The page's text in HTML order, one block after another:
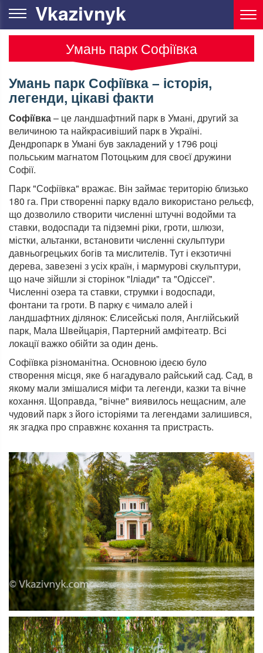
Vkazivnyk
Умань парк Софіївка
Умань парк Софіївка – історія,
легенди, цікаві факти
Софіївка– це ландшафтний парк в Умані, другий за
величиною та найкрасивіший парк в Україні.
Дендропарк в Умані був закладений у 1796 році
польським магнатом Потоцьким для своєї дружини
Софії.
Парк "Софіївка" вражає. Він займає територію близько
180 га. При створенні парку вдало використано рельєф,
що дозволило створити численні штучні водойми та
ставки, водоспади та підземні ріки, гроти, шлюзи,
містки, альтанки, встановити численні скульптури
давньогрецьких богів та мислителів. Тут і екзотичні
дерева, завезені з усіх країн, і мармурові скульптури,
що наче зійшли зі сторінок "Іліади" та "Одіссеї".
Численні озера та ставки, струмки і водоспади,
фонтани та гроти. В парку є чимало алей і
ландшафтних ділянок: Єлисейські поля, Англійський
парк, Мала Швейцарія, Партерний амфітеатр. Всі
локації важко обійти за один день.
Софіївка різноманітна. Основною ідеєю було
створення місця, яке б нагадувало райський сад. Сад, в
якому мали змішалися міфи та легенди, казки та вічне
кохання. Щоправда, "вічне" виявилось нещасним, але
чудовий парк з його історіями та легендами залишився,
як згадка про справжнє кохання та пристрасть.